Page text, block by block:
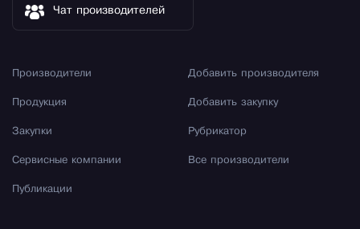
Чат производителей
Производители
Продукция
Закупки
Сервисные компании
Публикации
Добавить производителя
Добавить закупку
Рубрикатор
Все производители